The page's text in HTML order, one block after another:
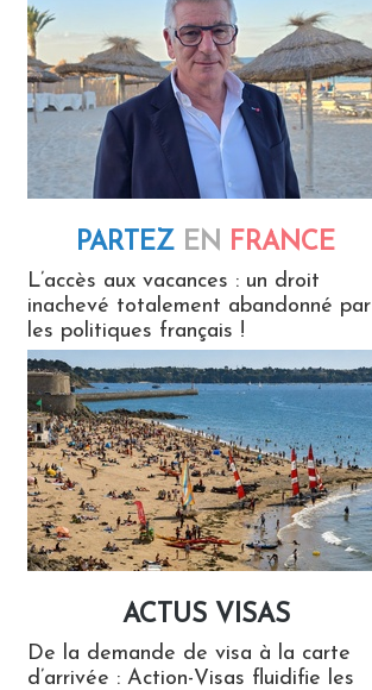
PARTEZ EN FRANCE
L’accès aux vacances : un droit
inachevé totalement abandonné par
les politiques français !
ACTUS VISAS
De la demande de visa à la carte
d’arrivée : Action-Visas fluidifie les